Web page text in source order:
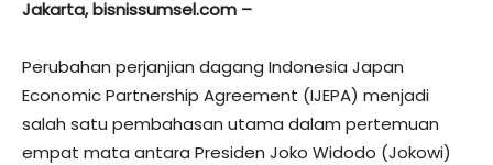
Jakarta, bisnissumsel.com –
Perubahan perjanjian dagang Indonesia Japan
Economic Partnership Agreement (IJEPA) menjadi
salah satu pembahasan utama dalam pertemuan
empat mata antara Presiden Joko Widodo (Jokowi)